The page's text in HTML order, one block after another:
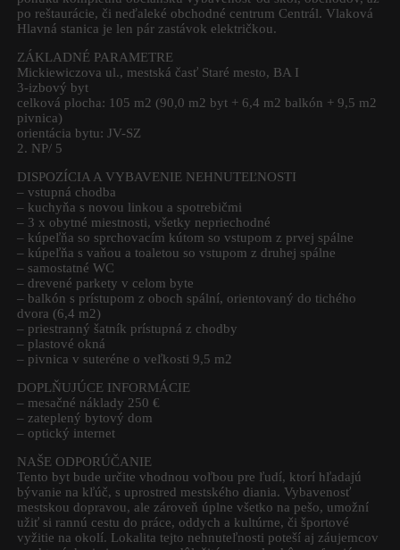
po reštaurácie, či neďaleké obchodné centrum Centrál. Vlaková
Hlavná stanica je len pár zastávok električkou.
ZÁKLADNÉ PARAMETRE
Mickiewiczova ul., mestská časť Staré mesto, BA I
3-izbový byt
celková plocha: 105 m2 (90,0 m2 byt + 6,4 m2 balkón + 9,5 m2
pivnica)
orientácia bytu: JV-SZ
2. NP/ 5
DISPOZÍCIA A VYBAVENIE NEHNUTEĽNOSTI
– vstupná chodba
– kuchyňa s novou linkou a spotrebičmi
– 3 x obytné miestnosti, všetky nepriechodné
– kúpeľňa so sprchovacím kútom so vstupom z prvej spálne
– kúpeľňa s vaňou a toaletou so vstupom z druhej spálne
– samostatné WC
– drevené parkety v celom byte
– balkón s prístupom z oboch spální, orientovaný do tichého
dvora (6,4 m2)
– priestranný šatník prístupná z chodby
– plastové okná
– pivnica v suteréne o veľkosti 9,5 m2
DOPLŇUJÚCE INFORMÁCIE
– mesačné náklady 250 €
– zateplený bytový dom
– optický internet
NAŠE ODPORÚČANIE
Tento byt bude určite vhodnou voľbou pre ľudí, ktorí hľadajú
bývanie na kľúč, s uprostred mestského diania. Vybavenosť
mestskou dopravou, ale zároveň úplne všetko na pešo, umožní
užiť si rannú cestu do práce, oddych a kultúrne, či športové
vyžitie na okolí. Lokalita tejto nehnuteľnosti poteší aj záujemcov